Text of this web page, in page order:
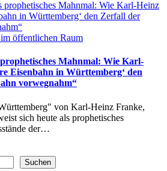
öffentlichen Raum
Mahnmal: Wie Karl-
Eisenbahn in Württemberg‘ den
vorwegnahm“
von Karl-Heinz Franke,
sich heute als prophetisches
der…
Suchen